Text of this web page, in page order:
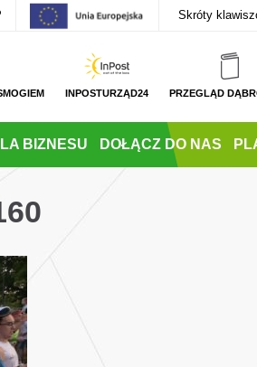
czcionki Skróty
INPOSTURZĄD24 PRZEGLĄD
BIZNESU DOŁĄCZ DO NAS